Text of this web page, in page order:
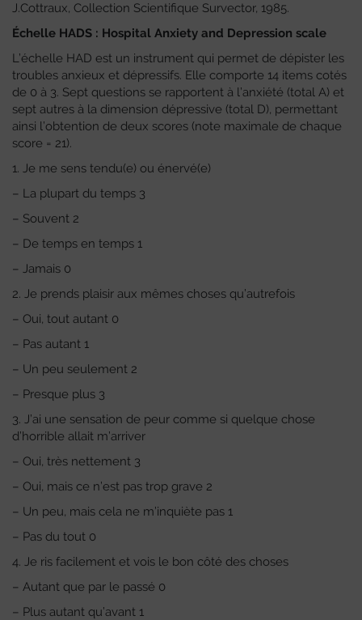
J.Cottraux, Collection Scientifique Survector, 1985.
Échelle HADS : Hospital Anxiety and Depression scale
L’échelle HAD est un instrument qui permet de dépister les
troubles anxieux et dépressifs. Elle comporte 14 items cotés
de 0 à 3. Sept questions se rapportent à l’anxiété (total A) et
sept autres à la dimension dépressive (total D), permettant
ainsi l’obtention de deux scores (note maximale de chaque
score = 21).
1. Je me sens tendu(e) ou énervé(e)
– La plupart du temps 3
– Souvent 2
– De temps en temps 1
– Jamais 0
2. Je prends plaisir aux mêmes choses qu’autrefois
– Oui, tout autant 0
– Pas autant 1
– Un peu seulement 2
– Presque plus 3
3. J’ai une sensation de peur comme si quelque chose
d’horrible allait m’arriver
– Oui, très nettement 3
– Oui, mais ce n’est pas trop grave 2
– Un peu, mais cela ne m’inquiète pas 1
– Pas du tout 0
4. Je ris facilement et vois le bon côté des choses
– Autant que par le passé 0
– Plus autant qu’avant 1